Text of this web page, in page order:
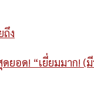
ง
ดยอด! “เยี่ยมมาก! (